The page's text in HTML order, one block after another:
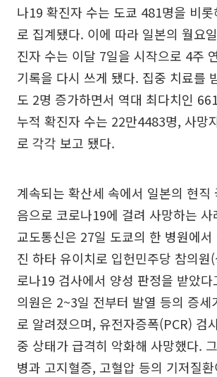
나19 확진자 수는 도쿄 481명을 비
로 집계됐다. 이에 따라 일본의 월요
진자 수는 이달 7일을 시작으로 4주
기록을 다시 쓰게 됐다. 집중 치료를
도 2명 증가하면서 역대 최다치인
누적 확진자 수는 22만4483명, 사망
로 각각 보고 됐다.
계속되는 확산세 속에서 일본의 현직
음으로 코로나19에 걸려 사망하는
교도통신은 27일 도쿄의 한 병원에
진 하타 유이치로 입헌민주당 참의원
로나19 검사에서 양성 판정을 받았
의원은 2~3일 전부터 발열 등의 증세
로 알려졌으며, 유전자증폭(PCR) 검
중 상태가 급격히 악화해 사망했다.
병과 고지혈증, 고혈압 등의 기저질